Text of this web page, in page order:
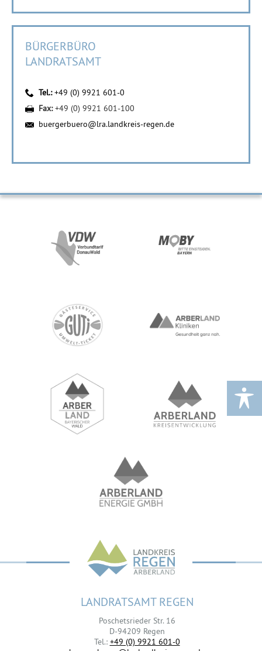
BÜRGERBÜRO
LANDRATSAMT
Tel.:+49 (0) 9921 601-0
Fax:+49 (0) 9921 601-100
buergerbuero@lra.landkreis-regen.de
LANDRATSAMT REGEN
Poschetsrieder Str. 16
D-94209 Regen
Tel.: +49 (0) 9921 601-0